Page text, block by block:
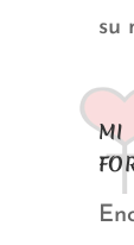
su
MI